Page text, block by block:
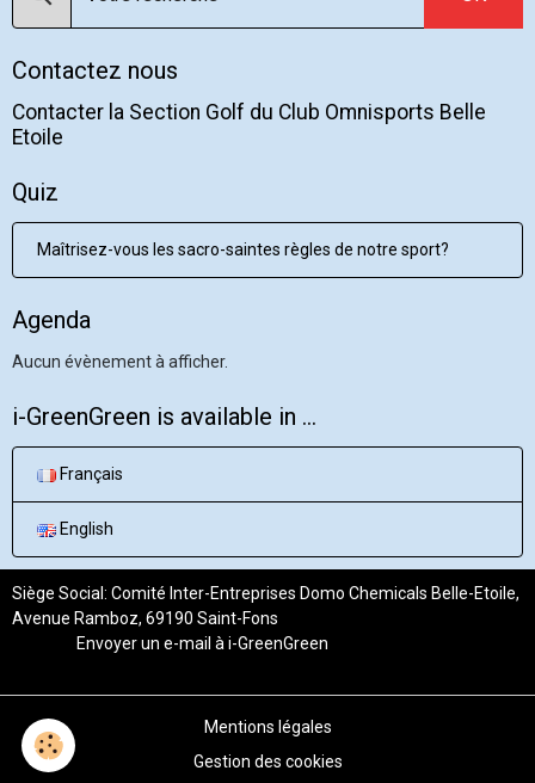
Contactez nous
Contacter la Section Golf du Club Omnisports Belle
Etoile
Quiz
Maîtrisez-vous les sacro-saintes règles de notre sport?
Agenda
Aucun évènement à afficher.
i-GreenGreen is available in ...
Français
English
Siège Social: Comité Inter-Entreprises Domo Chemicals Belle-Etoile,
Avenue Ramboz, 69190 Saint-Fons
Envoyer un e-mail à i-GreenGreen
Mentions légales
Gestion des cookies